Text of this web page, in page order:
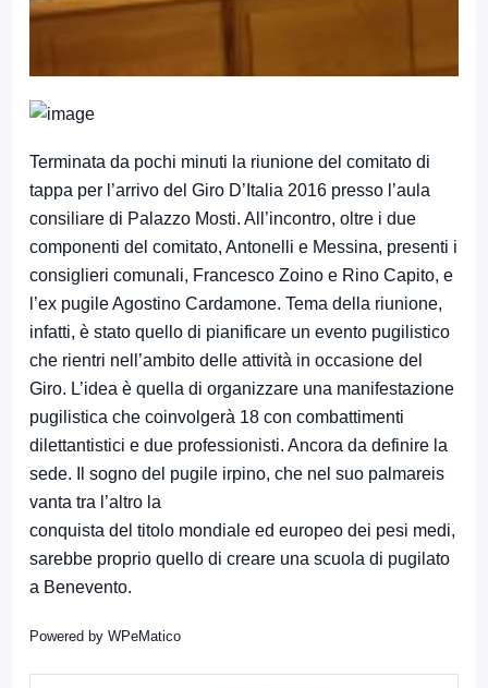
Terminata da pochi minuti la riunione del comitato di
tappa per l’arrivo del Giro D’Italia 2016 presso l’aula
consiliare di Palazzo Mosti. All’incontro, oltre i due
componenti del comitato, Antonelli e Messina, presenti i
consiglieri comunali, Francesco Zoino e Rino Capito, e
l’ex pugile Agostino Cardamone. Tema della riunione,
infatti, è stato quello di pianificare un evento pugilistico
che rientri nell’ambito delle attività in occasione del
Giro. L’idea è quella di organizzare una manifestazione
pugilistica che coinvolgerà 18 con combattimenti
dilettantistici e due professionisti. Ancora da definire la
sede. Il sogno del pugile irpino, che nel suo palmareis
vanta tra l’altro la
conquista del titolo mondiale ed europeo dei pesi medi,
sarebbe proprio quello di creare una scuola di pugilato
a Benevento.
Powered by WPeMatico